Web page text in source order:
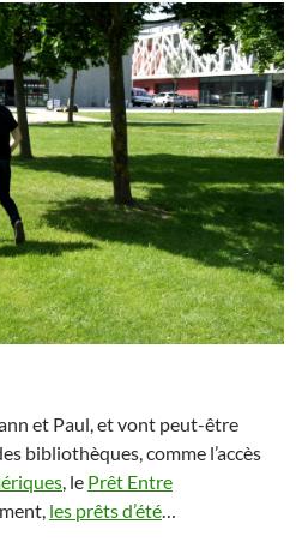
et Paul, et vont peut-être
bibliothèques, comme l’accès
, le Prêt Entre
les prêts d’été…